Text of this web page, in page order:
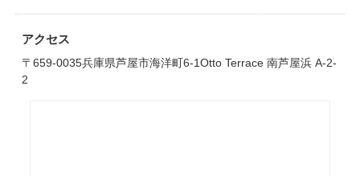
アクセス
〒659-0035兵庫県芦屋市海洋町6-1Otto Terrace 南芦屋浜 A-2-
2